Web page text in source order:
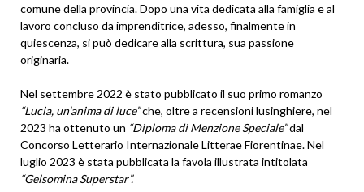
comune della provincia. Dopo una vita dedicata alla famiglia e al
lavoro concluso da imprenditrice, adesso, finalmente in
quiescenza, si può dedicare alla scrittura, sua passione
originaria.
Nel settembre 2022 è stato pubblicato il suo primo romanzo
“Lucia, un’anima di luce”che, oltre a recensioni lusinghiere, nel
2023 ha ottenuto un “Diploma di Menzione Speciale”dal
Concorso Letterario Internazionale Litterae Fiorentinae. Nel
luglio 2023 è stata pubblicata la favola illustrata intitolata
“Gelsomina Superstar”.